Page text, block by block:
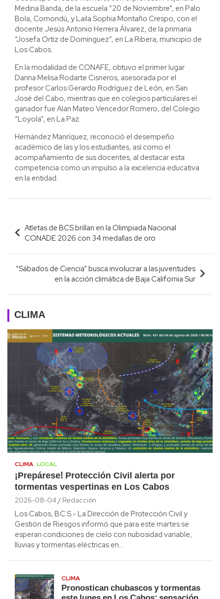
Medina Banda, de la escuela “20 de Noviembre”, en Palo
Bola, Comondú, y Laila Sophia Montaño Crespo, con el
docente Jesús Antonio Herrera Álvarez, de la primaria
“Josefa Ortiz de Domínguez”, en La Ribera, municipio de
Los Cabos.
En la modalidad de CONAFE, obtuvo el primer lugar
Danna Melisa Rodarte Cisneros, asesorada por el
profesor Carlos Gerardo Rodríguez de León, en San
José del Cabo, mientras que en colegios particulares el
ganador fue Alan Mateo Vencedor Romero, del Colegio
“Loyola”, en La Paz.
Hernández Manríquez, reconoció el desempeño
académico de las y los estudiantes, así como el
acompañamiento de sus docentes, al destacar esta
competencia como un impulso a la excelencia educativa
en la entidad.
Navegación
de
entradas
Atletas de BCS brillan en la Olimpiada Nacional
CONADE 2026 con 34 medallas de oro
“Sábados de Ciencia” busca involucrar a las juventudes
en la acción climática de Baja California Sur
CLIMA
CLIMA LOCAL
¡Prepárese! Protección Civil alerta por
tormentas vespertinas en Los Cabos
2026-08-04 Redacción
Los Cabos, B.C.S.- La Dirección de Protección Civil y
Gestión de Riesgos informó que para este martes se
esperan condiciones de cielo con nubosidad variable,
lluvias y tormentas eléctricas en…
CLIMA
Pronostican chubascos y tormentas